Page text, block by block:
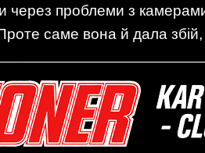
через проблеми з
саме вона й дала